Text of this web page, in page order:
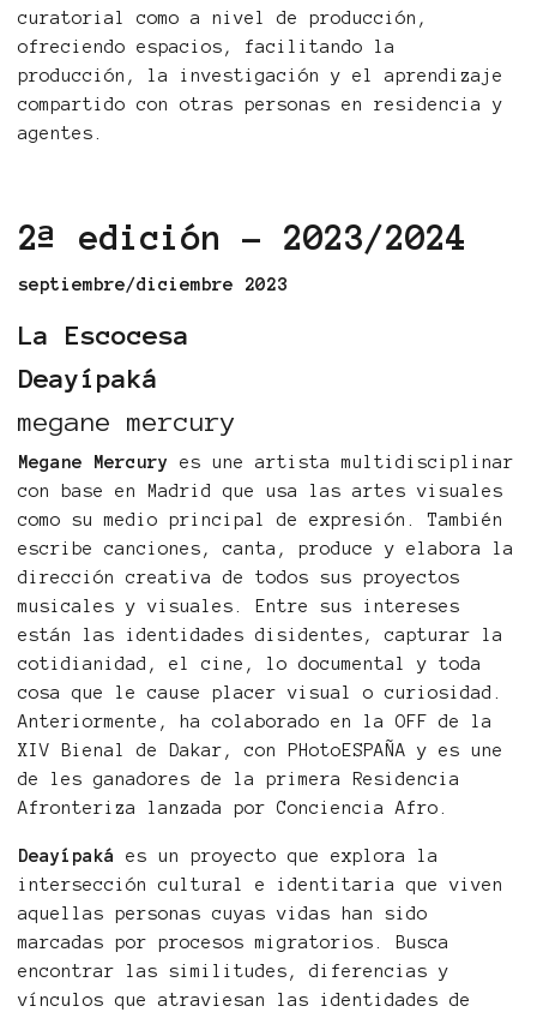
curatorial como a nivel de producción,
ofreciendo espacios, facilitando la
producción, la investigación y el aprendizaje
compartido con otras personas en residencia y
agentes.
2ª edición - 2023/2024
septiembre/diciembre 2023
La Escocesa
Deayípaká
megane mercury
Megane Mercury
es une artista multidisciplinar
con base en Madrid que usa las artes visuales
como su medio principal de expresión. También
escribe canciones, canta, produce y elabora la
dirección creativa de todos sus proyectos
musicales y visuales. Entre sus intereses
están las identidades disidentes, capturar la
cotidianidad, el cine, lo documental y toda
cosa que le cause placer visual o curiosidad.
Anteriormente, ha colaborado en la OFF de la
XIV Bienal de Dakar, con PHotoESPAÑA y es une
de les ganadores de la primera Residencia
Afronteriza lanzada por Conciencia Afro.
Deayípaká
es un proyecto que explora la
intersección cultural e identitaria que viven
aquellas personas cuyas vidas han sido
marcadas por procesos migratorios. Busca
encontrar las similitudes, diferencias y
vínculos que atraviesan las identidades de